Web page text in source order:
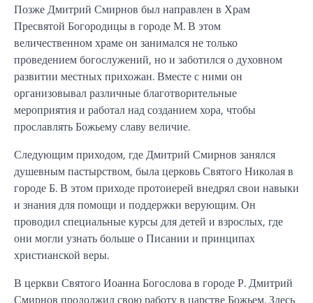
Позже Дмитрий Смирнов был направлен в Храм
Пресвятой Богородицы в городе М. В этом
величественном храме он занимался не только
проведением богослужений, но и заботился о духовном
развитии местных прихожан. Вместе с ними он
организовывал различные благотворительные
мероприятия и работал над созданием хора, чтобы
прославлять Божьему славу величие.
Следующим приходом, где Дмитрий Смирнов занялся
душевным пастырством, была церковь Святого Николая в
городе Б. В этом приходе протоиерей внедрял свои навыки
и знания для помощи и поддержки верующим. Он
проводил специальные курсы для детей и взрослых, где
они могли узнать больше о Писании и принципах
христианской веры.
В церкви Святого Иоанна Богослова в городе Р. Дмитрий
Смирнов продолжил свою работу в царстве Божьем. Здесь